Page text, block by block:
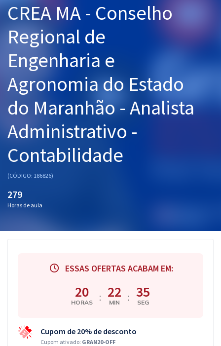
Pós
Graduação
OAB
Mentorias
Questões grátis
Conteúdo gratuito
Blog
Atendimento
CREA MA - Conselho
Regional de
Engenharia e
Agronomia do Estado
do Maranhão - Analista
Administrativo -
Contabilidade
(CÓDIGO: 186826)
279
Horas de aula
ESSAS OFERTAS ACABAM EM:
20
HORAS : 22
MIN : 34
SEG
Cupom de 20% de desconto
Cupom ativado: GRAN20-OFF